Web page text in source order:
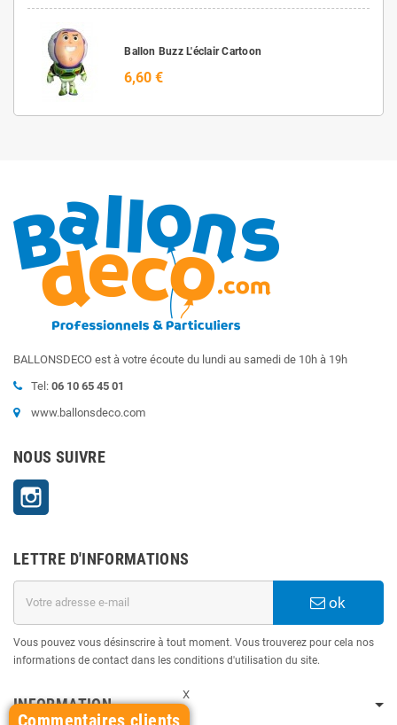
Ballon Buzz L'éclair Cartoon
6,60 €
BALLONSDECO est à votre écoute du lundi au samedi de 10h à 19h
Tel: 06 10 65 45 01
www.ballonsdeco.com
NOUS SUIVRE
LETTRE D'INFORMATIONS
ok
Vous pouvez vous désinscrire à tout moment. Vous trouverez pour cela nos
informations de contact dans les conditions d'utilisation du site.
INFORMATION
X